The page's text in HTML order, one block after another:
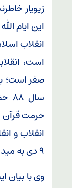
زیویار
این ایام
است،
صفر است؛
حرمت قرآن
انقلاب و
۹ دی به میدان آمدند.
وی با بیان